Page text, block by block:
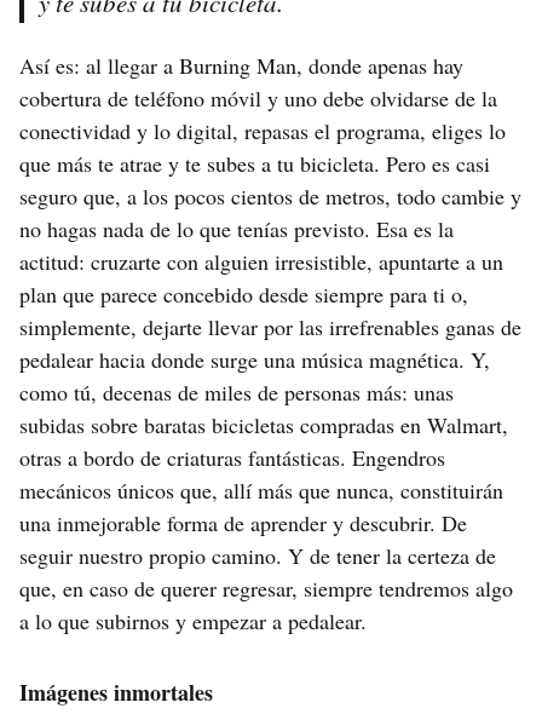
Así es: al llegar a Burning Man, donde apenas hay
cobertura de teléfono móvil y uno debe olvidarse de la
conectividad y lo digital, repasas el programa, eliges lo
que más te atrae y te subes a tu bicicleta. Pero es casi
seguro que, a los pocos cientos de metros, todo cambie y
no hagas nada de lo que tenías previsto. Esa es la
actitud: cruzarte con alguien irresistible, apuntarte a un
plan que parece concebido desde siempre para ti o,
simplemente, dejarte llevar por las irrefrenables ganas de
pedalear hacia donde surge una música magnética. Y,
como tú, decenas de miles de personas más: unas
subidas sobre baratas bicicletas compradas en Walmart,
otras a bordo de criaturas fantásticas. Engendros
mecánicos únicos que, allí más que nunca, constituirán
una inmejorable forma de aprender y descubrir. De
seguir nuestro propio camino. Y de tener la certeza de
que, en caso de querer regresar, siempre tendremos algo
a lo que subirnos y empezar a pedalear.
Imágenes inmortales